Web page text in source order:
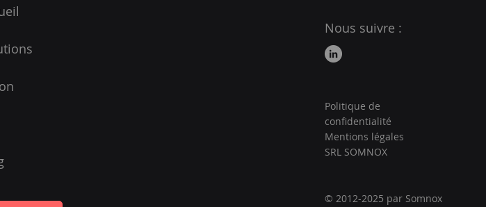
Nous suivre :
Politique de
confidentialité
Mentions légales
SRL SOMNOX
© 2012-2025 par Somnox